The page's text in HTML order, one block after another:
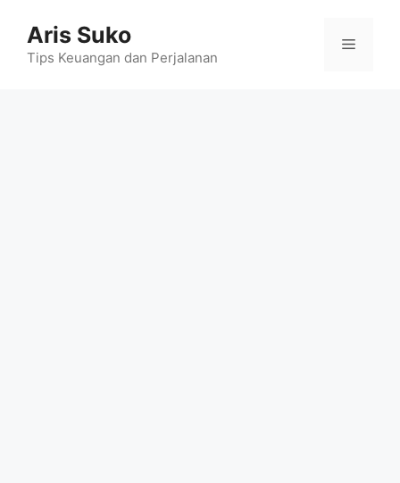
content
Aris Suko
Tips Keuangan dan Perjalanan
Menu